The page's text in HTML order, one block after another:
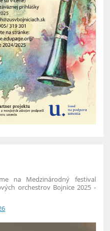
na Medzinárodný festival
orchestrov Bojnice 2025 -